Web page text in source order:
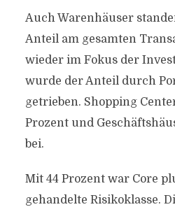
Auch Warenhäuser
Anteil am gesamten
wieder im Fokus der
wurde der Anteil durch
getrieben. Shopping
Prozent und
bei.
Mit 44 Prozent war Core
gehandelte Risikoklasse.